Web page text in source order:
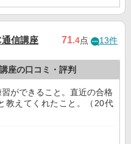
信講座 71.4点 13件
座の口コミ・評判
ができること。直近の合格
教えてくれたこと。（20代